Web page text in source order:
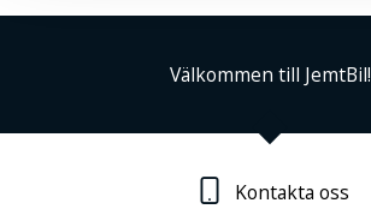
Välkommen till JemtBil!
Kontakta oss